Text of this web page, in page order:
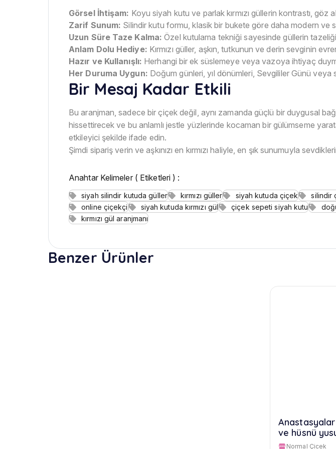
Görsel İhtişam: Koyu siyah kutu ve parlak kırmızı güllerin kontrastı, göz
Zarif Sunum: Silindir kutu formu, klasik bir bukete göre daha modern ve
Uzun Süre Taze Kalma: Özel kutulama tekniği sayesinde güllerin tazeliği
Anlam Dolu Hediye: Kırmızı güller, aşkın, tutkunun ve derin sevginin
Hazır ve Kullanışlı: Herhangi bir ek süslemeye veya vazoya ihtiyaç
Her Duruma Uygun: Doğum günleri, yıl dönümleri, Sevgililer Günü
Bir Mesaj Kadar Etkili
Bu aranjman, sadece bir çiçek değil, aynı zamanda güçlü bir duygusal
hissettirecek ve bu anlamlı jestle yüzlerinde kocaman bir gülümseme
etkileyici şekilde ifade edin.
Şimdi sipariş verin ve aşkınızı en kırmızı haliyle, en şık sunumuyla
Anahtar Kelimeler ( Etiketleri ) :
siyah silindir kutuda güller kırmızı güller siyah kutuda çiçek silindir
online çiçekçi
siyah kutuda kırmızı gül çiçek sepeti siyah kutu
kırmızı gül aranjmanı
Benzer Ürünler
ve hüsnü
Normal Çicek